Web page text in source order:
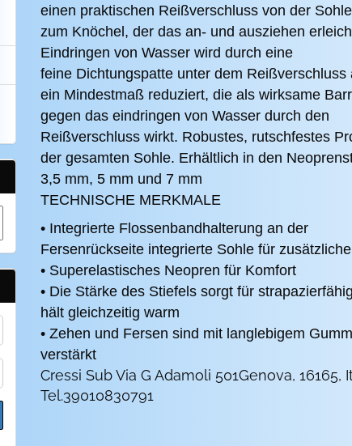
einen praktischen Reißverschluss von der
zum Knöchel, der das an- und ausziehen
Eindringen von Wasser wird durch eine
feine Dichtungspatte unter dem Reißverschluss
ein Mindestmaß reduziert, die als wirksame
gegen das eindringen von Wasser durch den
Reißverschluss wirkt. Robustes, rutschfestes
der gesamten Sohle. Erhältlich in den
3,5 mm, 5 mm und 7 mm
TECHNISCHE MERKMALE
• Integrierte Flossenbandhalterung an der
Fersenrückseite integrierte Sohle für
• Superelastisches Neopren für Komfort
• Die Stärke des Stiefels sorgt für
hält gleichzeitig warm
• Zehen und Fersen sind mit langlebigem
verstärkt
Cressi Sub Via G Adamoli 501Genova, 16165,
Tel.39010830791